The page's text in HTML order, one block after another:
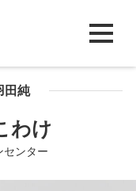
田純
わけ
センター